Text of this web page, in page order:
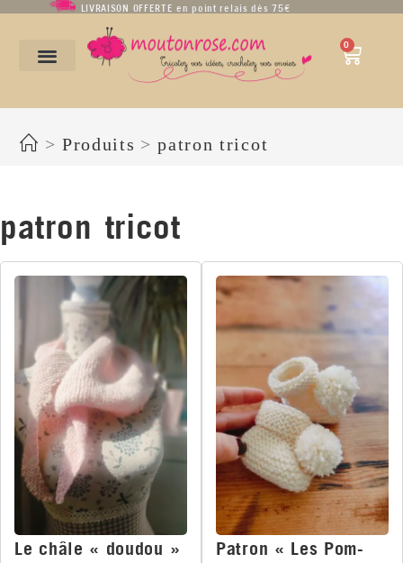
LIVRAISON OFFERTE en point relais dès 75€
0
> Produits > patron tricot
patron tricot
Le châle « doudou »
Patron « Les Pom-